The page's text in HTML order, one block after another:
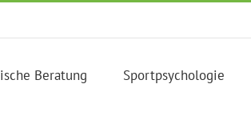
Beratung Sportpsychologie